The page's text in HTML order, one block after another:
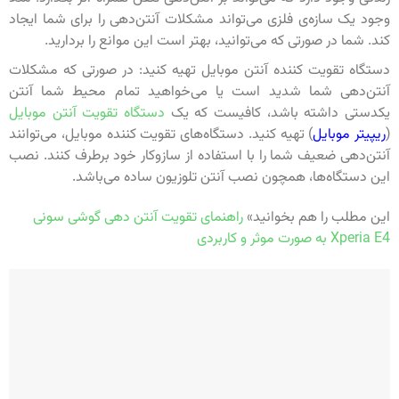
وجود یک سازه‌ی فلزی می‌تواند مشکلات آنتن‌دهی را برای شما ایجاد
کند. شما در صورتی که می‌توانید، بهتر است این موانع را بردارید.
دستگاه تقویت کننده آنتن موبایل تهیه کنید: در صورتی که مشکلات
آنتن‌دهی شما شدید است یا می‌خواهید تمام محیط شما آنتن
یکدستی داشته باشد، کافیست که یک دستگاه تقویت آنتن موبایل
(ریپیتر موبایل) تهیه کنید. دستگاه‌های تقویت کننده موبایل، می‌توانند
آنتن‌دهی ضعیف شما را با استفاده از سازوکار خود برطرف کنند. نصب
این دستگاه‌ها، همچون نصب آنتن تلوزیون ساده می‌باشد.
این مطلب را هم بخوانید» راهنمای تقویت آنتن دهی گوشی سونی
Xperia E4 به صورت موثر و کاربردی